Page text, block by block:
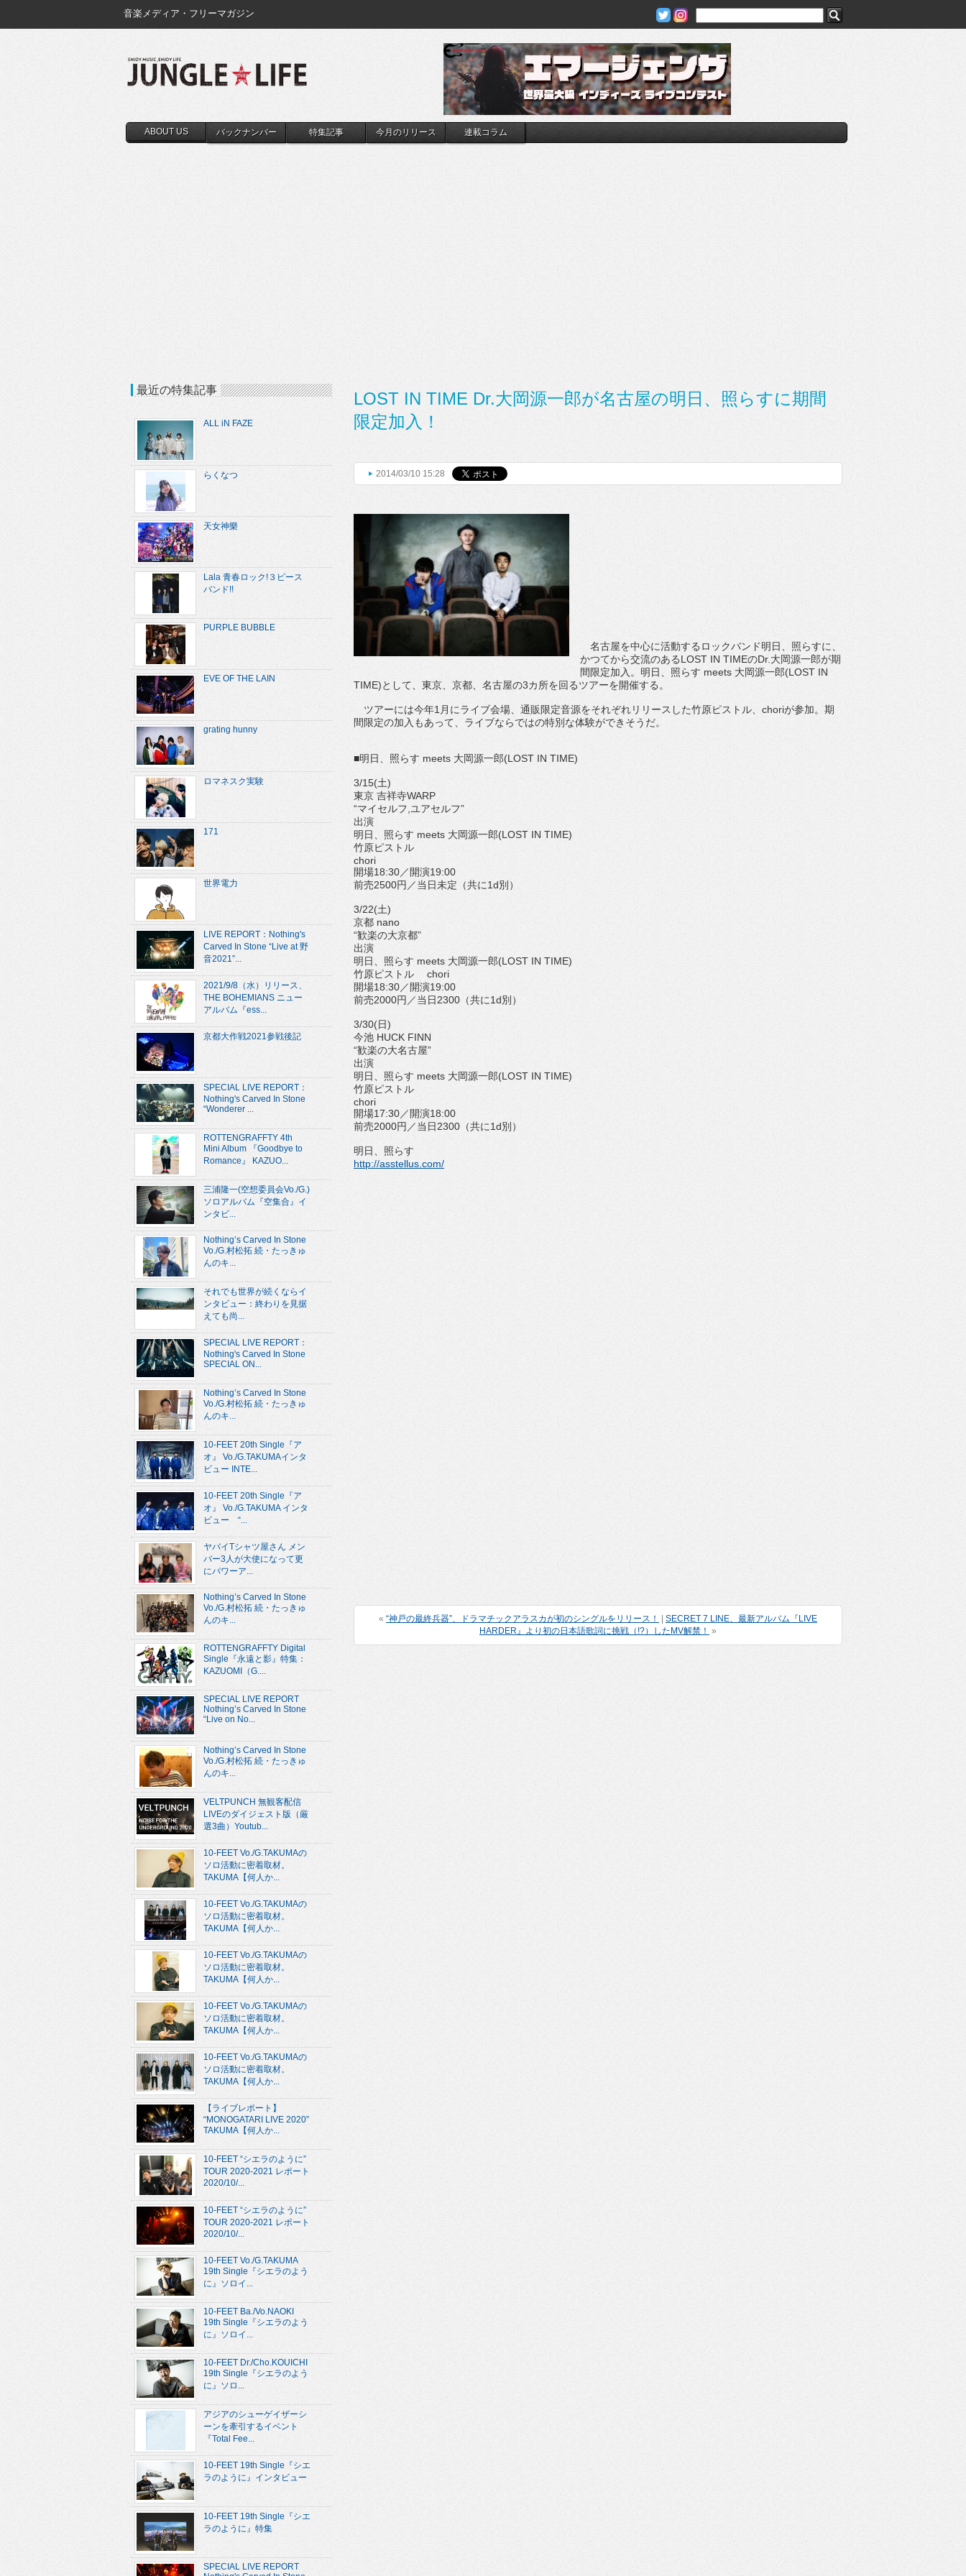
音楽メディア・フリーマガジン
ABOUT US バックナンバー 特集記事 今月のリリース 連載コラム
LOST IN TIME Dr.大岡源一郎が名古屋の明日、照らすに期間
限定加入！
2014/03/10 15:28
名古屋を中心に活動するロックバンド明日、照らすに、
かつてから交流のあるLOST IN TIMEのDr.大岡源一郎が期
間限定加入。明日、照らす meets 大岡源一郎(LOST IN
TIME)として、東京、京都、名古屋の3カ所を回るツアーを開催する。
ツアーには今年1月にライブ会場、通販限定音源をそれぞれリリースした竹原ピストル、choriが参加。期
間限定の加入もあって、ライブならではの特別な体験ができそうだ。
■明日、照らす meets 大岡源一郎(LOST IN TIME)
3/15(土)
東京 吉祥寺WARP
“マイセルフ,ユアセルフ”
出演
明日、照らす meets 大岡源一郎(LOST IN TIME)
竹原ピストル
chori
開場18:30／開演19:00
前売2500円／当日未定（共に1d別）
3/22(土)
京都 nano
“歓楽の大京都”
出演
明日、照らす meets 大岡源一郎(LOST IN TIME)
竹原ピストル chori
開場18:30／開演19:00
前売2000円／当日2300（共に1d別）
3/30(日)
今池 HUCK FINN
“歓楽の大名古屋”
出演
明日、照らす meets 大岡源一郎(LOST IN TIME)
竹原ピストル
chori
開場17:30／開演18:00
前売2000円／当日2300（共に1d別）
明日、照らす
http://asstellus.com/
« “神戸の最終兵器”、ドラマチックアラスカが初のシングルをリリース！
SECRET 7 LINE、最新アルバム『LIVE
HARDER』より初の日本語歌詞に挑戦（!?）したMV解禁！ »
最近の特集記事
ALL iN FAZE
らくなつ
天女神樂
Lala 青春ロック!３ピース
バンド!!
PURPLE BUBBLE
EVE OF THE LAIN
grating hunny
ロマネスク実験
171
世界電力
LIVE REPORT：Nothing's
Carved In Stone “Live at 野
音2021”...
2021/9/8（水）リリース、
THE BOHEMIANS ニュー
アルバム『ess...
京都大作戦2021参戦後記
SPECIAL LIVE REPORT：
Nothing's Carved In Stone
“Wonderer ...
ROTTENGRAFFTY 4th
Mini Album 『Goodbye to
Romance』 KAZUO...
三浦隆一(空想委員会Vo./G.)
ソロアルバム『空集合』イ
ンタビ...
Nothing’s Carved In Stone
Vo./G.村松拓 続・たっきゅ
んのキ...
それでも世界が続くならイ
ンタビュー：終わりを見据
えても尚...
SPECIAL LIVE REPORT：
Nothing's Carved In Stone
SPECIAL ON...
Nothing’s Carved In Stone
Vo./G.村松拓 続・たっきゅ
んのキ...
10-FEET 20th Single『ア
オ』 Vo./G.TAKUMAインタ
ビュー INTE...
10-FEET 20th Single『ア
オ』 Vo./G.TAKUMA インタ
ビュー “...
ヤバイTシャツ屋さん メン
バー3人が大使になって更
にパワーア...
Nothing’s Carved In Stone
Vo./G.村松拓 続・たっきゅ
んのキ...
ROTTENGRAFFTY Digital
Single『永遠と影』特集：
KAZUOMI（G....
SPECIAL LIVE REPORT
Nothing’s Carved In Stone
“Live on No...
Nothing’s Carved In Stone
Vo./G.村松拓 続・たっきゅ
んのキ...
VELTPUNCH 無観客配信
LIVEのダイジェスト版（厳
選3曲）Youtub...
10-FEET Vo./G.TAKUMAの
ソロ活動に密着取材。
TAKUMA【何人か...
10-FEET Vo./G.TAKUMAの
ソロ活動に密着取材。
TAKUMA【何人か...
10-FEET Vo./G.TAKUMAの
ソロ活動に密着取材。
TAKUMA【何人か...
10-FEET Vo./G.TAKUMAの
ソロ活動に密着取材。
TAKUMA【何人か...
10-FEET Vo./G.TAKUMAの
ソロ活動に密着取材。
TAKUMA【何人か...
【ライブレポート】
“MONOGATARI LIVE 2020”
TAKUMA【何人か...
10-FEET “シエラのように”
TOUR 2020-2021 レポート
2020/10/...
10-FEET “シエラのように”
TOUR 2020-2021 レポート
2020/10/...
10-FEET Vo./G.TAKUMA
19th Single『シエラのよう
に』ソロイ...
10-FEET Ba./Vo.NAOKI
19th Single『シエラのよう
に』ソロイ...
10-FEET Dr./Cho.KOUICHI
19th Single『シエラのよう
に』ソロ...
アジアのシューゲイザーシ
ーンを牽引するイベント
『Total Fee...
10-FEET 19th Single『シエ
ラのように』インタビュー
10-FEET 19th Single『シエ
ラのように』特集
SPECIAL LIVE REPORT